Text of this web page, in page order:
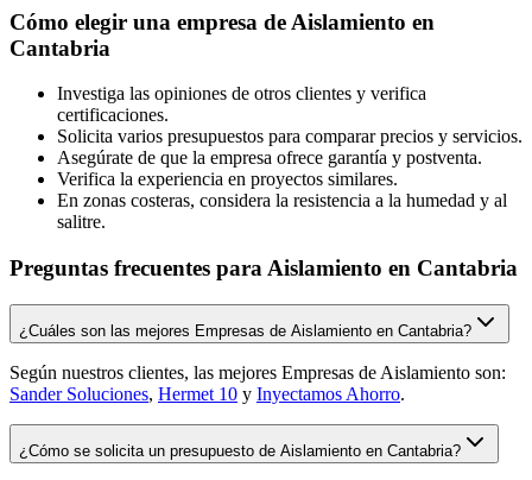
Cómo elegir una empresa de Aislamiento en
Cantabria
Investiga las opiniones de otros clientes y verifica
certificaciones.
Solicita varios presupuestos para comparar precios y servicios.
Asegúrate de que la empresa ofrece garantía y postventa.
Verifica la experiencia en proyectos similares.
En zonas costeras, considera la resistencia a la humedad y al
salitre.
Preguntas frecuentes para Aislamiento en Cantabria
¿Cuáles son las mejores Empresas de Aislamiento en Cantabria?
Según nuestros clientes, las mejores Empresas de Aislamiento son:
Sander Soluciones, Hermet 10 y Inyectamos Ahorro.
¿Cómo se solicita un presupuesto de Aislamiento en Cantabria?